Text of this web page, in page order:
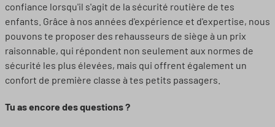
confiance lorsqu'il s'agit de la sécurité routière de tes
enfants. Grâce à nos années d'expérience et d'expertise, nous
pouvons te proposer des rehausseurs de siège à un prix
raisonnable, qui répondent non seulement aux normes de
sécurité les plus élevées, mais qui offrent également un
confort de première classe à tes petits passagers.
Tu as encore des questions ?